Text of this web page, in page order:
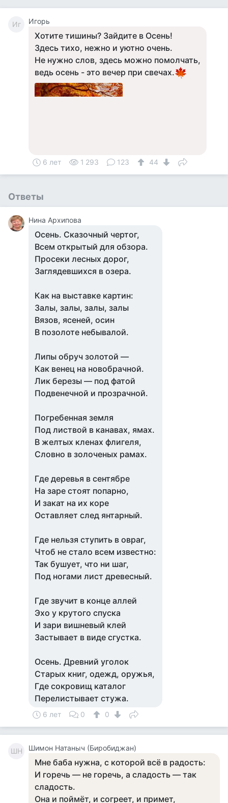
Иг Игорь
Хотите тишины? Зайдите в Осень!
Здесь тихо, нежно и уютно очень.
Не нужно слов, здесь можно помолчать,
ведь осень - это вечер при свечах.
6 лет 1 293 123 44
Ответы
Нина Архипова
Осень. Сказочный чертог,
Всем открытый для обзора.
Просеки лесных дорог,
Заглядевшихся в озера.
Как на выставке картин:
Залы, залы, залы, залы
Вязов, ясеней, осин
В позолоте небывалой.
Липы обруч золотой —
Как венец на новобрачной.
Лик березы — под фатой
Подвенечной и прозрачной.
Погребенная земля
Под листвой в канавах, ямах.
В желтых кленах флигеля,
Словно в золоченых рамах.
Где деревья в сентябре
На заре стоят попарно,
И закат на их коре
Оставляет след янтарный.
Где нельзя ступить в овраг,
Чтоб не стало всем известно:
Так бушует, что ни шаг,
Под ногами лист древесный.
Где звучит в конце аллей
Эхо у крутого спуска
И зари вишневый клей
Застывает в виде сгустка.
Осень. Древний уголок
Старых книг, одежд, оружья,
Где сокровищ каталог
Перелистывает стужа.
6 лет 0 0
ШН Шимон Натаныч (Биробиджан)
Мне баба нужна, с которой всё в радость:
И горечь — не горечь, а сладость — так
сладость.
Она и поймёт, и согреет, и примет,